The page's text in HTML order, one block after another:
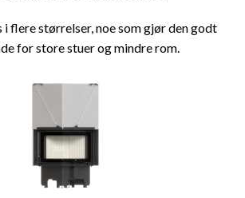
i flere størrelser, noe som gjør den godt
for store stuer og mindre rom.